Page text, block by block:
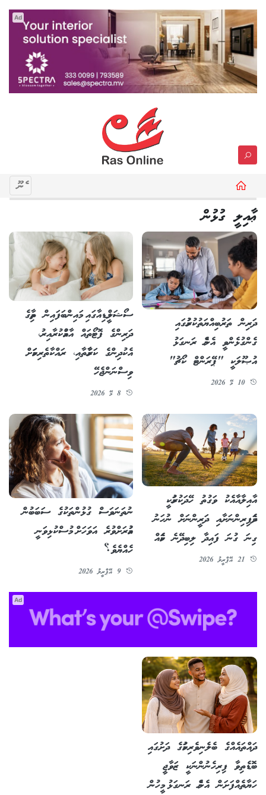
Ad
މެނޫ
ޢާއިލީ ގުޅުން
ދަރިން ތަރުބިއްޔަތުކުރުމުގައި
ގެންގުޅެންވީ އެންމެ ރަނގަޅު
އުޞޫލަކީ "ޕޭރަންޓް ކޯޗު"
10 މޭ 2026
ސޯޝަލްމީޑިއާގައި މައިންބަފައިން ތިމާގެ
ދަރިންގެ ފޮޓޯތައް އާއްމުކުރާއިރު،
އެކުދިންގެ ކަރާމާތާއި، ރައްކާތެރިކަމަށް
ވިސްނަންޖެހޭ
8 މޭ 2026
އާއިލާއާއެކު ވަގުތު ހޭދަކުރުމަކީ
ދެމަފިރިންނަށާއި ދަރީންނަށް ނުހަނު
ގިނަ ގުނަ ފައިދާ ލިބިދޭނެ ކަމެއް
ނުތަނަވަސް ގުޅުންތަކުގެ ސަބަބުން
އުމުރަށްވުރެ އަވަހަށް މުސްކުޅިވަނީ
ހެއްޔެވެ؟
9 އޭޕްރީލު 2026
Ad
ދައްތައެއްގެ ބެލެނިވެރިކަމުގެ ދަށުގައި
ބޮޑެތިވާ ފިރިހެނުންނަކީ ޒަވާޖީ
ހަޔާތެއްފަށަން އެންމެ ރަނގަޅު މީހުން